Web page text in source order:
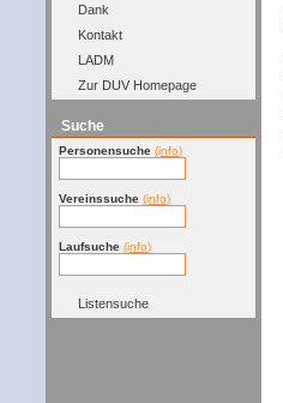
Dank
Kontakt
LADM
Zur DUV Homepage
Suche
Personensuche (info)
Vereinssuche (info)
Laufsuche (info)
Listensuche